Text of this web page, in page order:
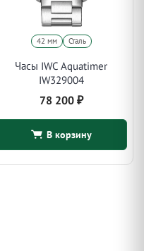
42 мм Сталь
Часы IWC Aquatimer
IW329004
78 200 ₽
В корзину